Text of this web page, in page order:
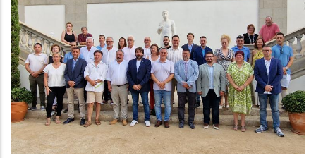
Es Fa Públic El Nou Cartipàs Pel
Mandat 2023 - 2027
Altres